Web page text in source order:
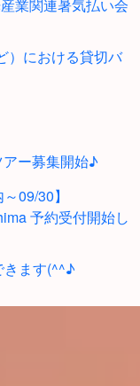
業関連暑気払い会
）における貸切バ
ー募集開始♪
09/30】
予約受付開始し
きます(^^♪